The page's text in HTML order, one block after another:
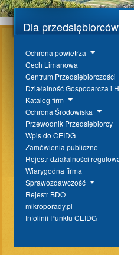
Dla przedsiębiorców
Ochrona powietrza
Cech Limanowa
Centrum Przedsiębiorczości
Działalność Gospodarcza i Handel
Katalog firm
Ochrona Środowiska
Przewodnik Przedsiębiorcy
Wpis do CEIDG
Zamówienia publiczne
Rejestr działalności regulowanej
Wiarygodna firma
Sprawozdawczość
Rejestr BDO
mikroporady.pl
Infolinii Punktu CEIDG